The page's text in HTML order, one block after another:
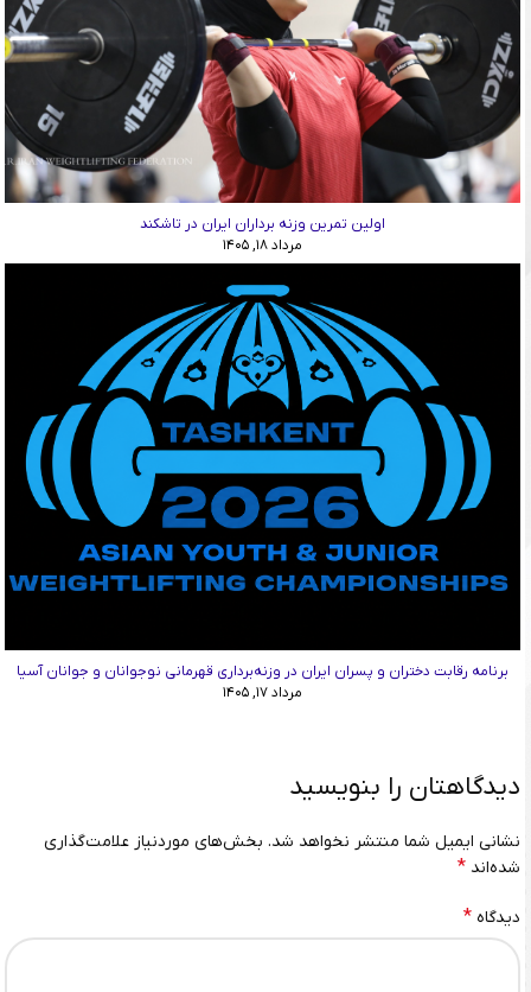
اولین تمرین وزنه برداران ایران در تاشکند
مرداد ۱۸, ۱۴۰۵
برنامه رقابت دختران و پسران ایران در وزنه‌برداری قهرمانی نوجوانان و جوانان آسیا
مرداد ۱۷, ۱۴۰۵
دیدگاهتان را بنویسید
نشانی ایمیل شما منتشر نخواهد شد. بخش‌های موردنیاز علامت‌گذاری
شده‌اند *
دیدگاه *